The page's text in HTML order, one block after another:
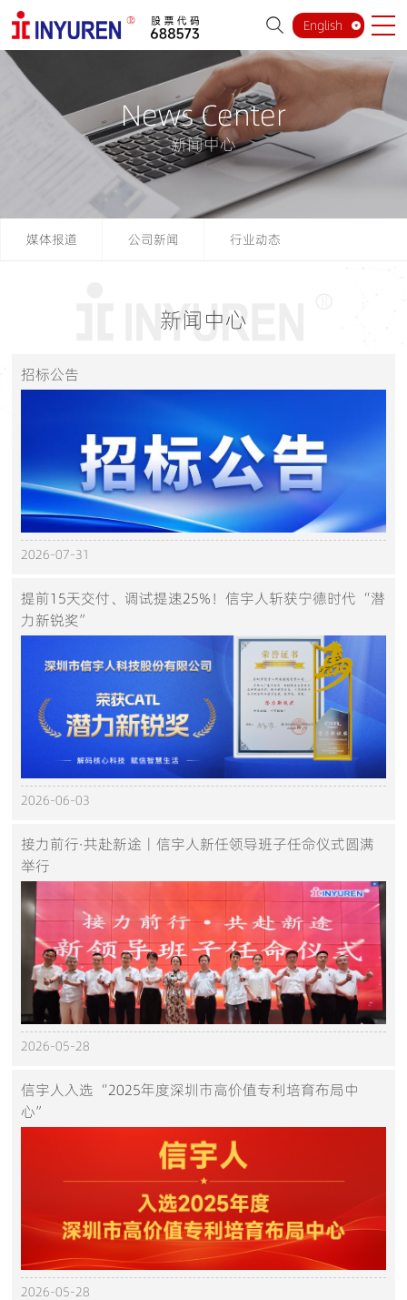
English
News Center
新闻中心
媒体报道 公司新闻 行业动态
新闻中心
招标公告
2026-07-31
提前15天交付、调试提速25%！信宇人斩获宁德时代“潜
力新锐奖”
2026-06-03
接力前行·共赴新途丨信宇人新任领导班子任命仪式圆满
举行
2026-05-28
信宇人入选“2025年度深圳市高价值专利培育布局中
心”
2026-05-28